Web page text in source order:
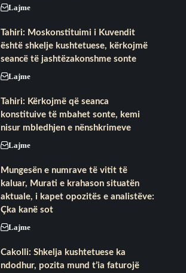
Lajme
Tahiri: Moskonstituimi i Kuvendit
është shkelje kushtetuese, kërkojmë
seancë të jashtëzakonshme sonte
Lajme
Tahiri: Kërkojmë që seanca
konstituive të mbahet sonte, kemi
nisur mbledhjen e nënshkrimeve
Lajme
Mungesën e numrave të vitit të
kaluar, Murati e krahason situatën
aktuale, i kapet opozitës e analistëve:
Çka kanë sot
Lajme
Cakolli: Shkelja kushtetuese ka
ndodhur, pozita mund t’ia faturojë